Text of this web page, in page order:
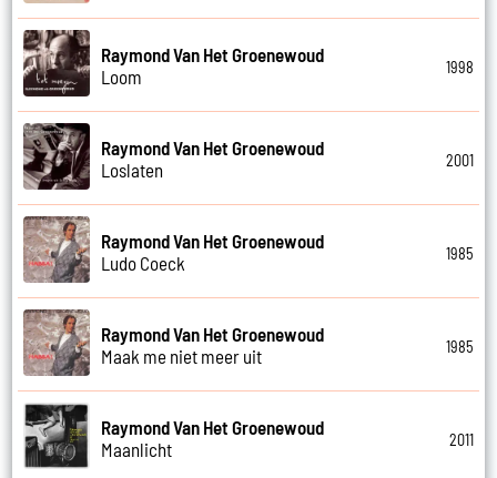
Raymond Van Het Groenewoud
Loom
1998
Raymond Van Het Groenewoud
Loslaten
2001
Raymond Van Het Groenewoud
Ludo Coeck
1985
Raymond Van Het Groenewoud
Maak me niet meer uit
1985
Raymond Van Het Groenewoud
Maanlicht
2011